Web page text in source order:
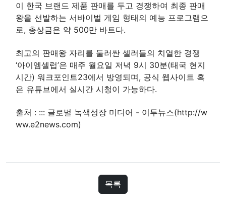
이 한국 브랜드 제품 판매를 두고 경쟁하여 최종 판매
왕을 선발하는 서바이벌 게임 형태의 예능 프로그램으
로, 총상금은 약 500만 바트다.
최고의 판매왕 자리를 둘러싼 셀러들의 치열한 경쟁
‘아이엠셀럽’은 매주 월요일 저녁 9시 30분(태국 현지
시간) 워크포인트23에서 방영되며, 공식 웹사이트 혹
은 유튜브에서 실시간 시청이 가능하다.
출처 : ::: 글로벌 녹색성장 미디어 - 이투뉴스(http://w
ww.e2news.com)
목록